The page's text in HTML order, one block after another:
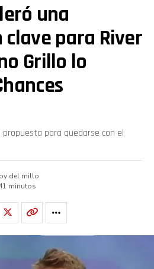
una
para River
Grillo lo
para quedarse con el
del millo
minutos